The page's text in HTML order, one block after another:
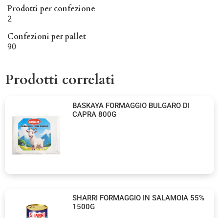
Prodotti per confezione
2
Confezioni per pallet
90
Prodotti correlati
BASKAYA FORMAGGIO BULGARO DI
CAPRA 800G
SHARRI FORMAGGIO IN SALAMOIA 55%
1500G